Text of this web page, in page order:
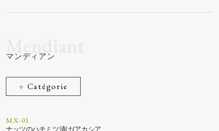
マンディアン
Catégorie
MX-01
ナッツのハチミツ漬け(アカシア